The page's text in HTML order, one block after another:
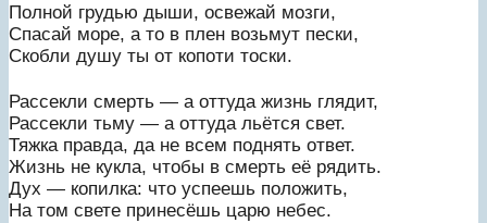
Полной грудью дыши, освежай мозги,
Спасай море, а то в плен возьмут пески,
Скобли душу ты от копоти тоски.
Рассекли смерть — а оттуда жизнь глядит,
Рассекли тьму — а оттуда льётся свет.
Тяжка правда, да не всем поднять ответ.
Жизнь не кукла, чтобы в смерть её рядить.
Дух — копилка: что успеешь положить,
На том свете принесёшь царю небес.